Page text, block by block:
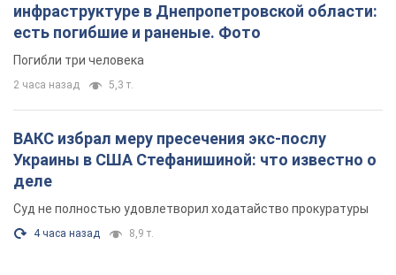
инфраструктуре в Днепропетровской области:
есть погибшие и раненые. Фото
Погибли три человека
2 часа назад 5,3 т.
ВАКС избрал меру пресечения экс-послу
Украины в США Стефанишиной: что известно о
деле
Суд не полностью удовлетворил ходатайство прокуратуры
4 часа назад 8,9 т.